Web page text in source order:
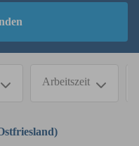
Arbeitszeit